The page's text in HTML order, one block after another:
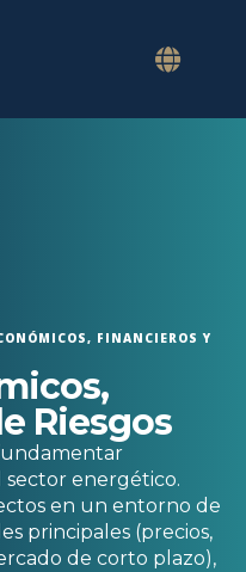
FINANCIEROS Y
Riesgos
sector energético.
en un entorno de
principales (precios,
de corto plazo),